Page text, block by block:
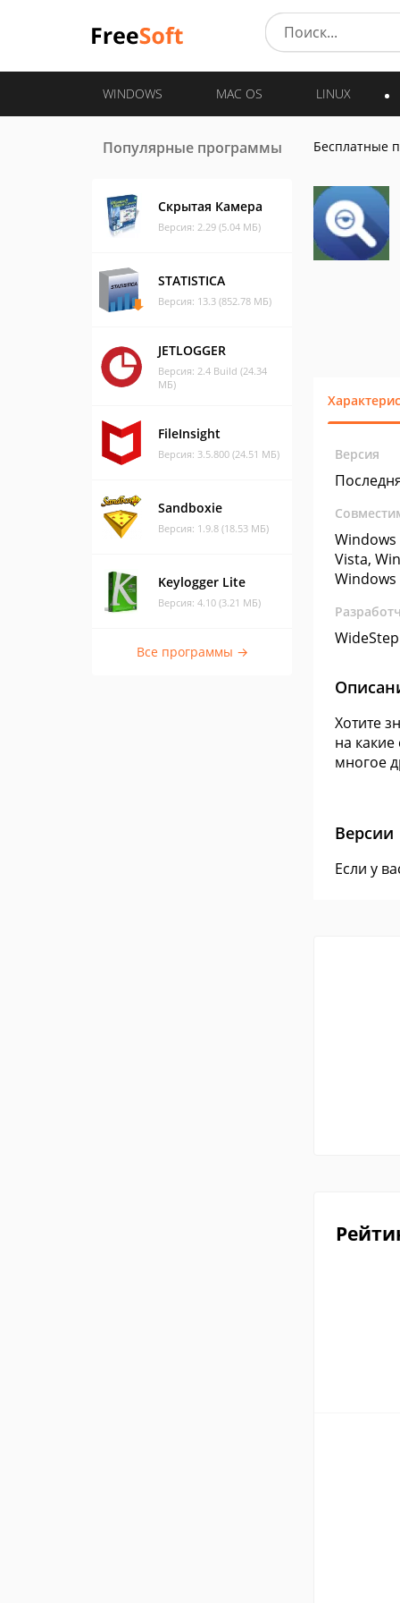
WINDOWS MAC OS LINUX
Популярные программы
Скрытая Камера
Версия: 2.29 (5.04 МБ)
STATISTICA
Версия: 13.3 (852.78 МБ)
JETLOGGER
Версия: 2.4 Build (24.34
МБ)
FileInsight
Версия: 3.5.800 (24.51 МБ)
Sandboxie
Версия: 1.9.8 (18.53 МБ)
Keylogger Lite
Версия: 4.10 (3.21 МБ)
Все программы →
Бесплатные
Версия
Windows
Vista,
Windows
Хотите
на
Версии
Если у